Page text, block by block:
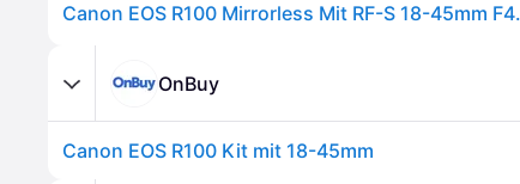
Canon EOS R100 Mirrorless Mit RF-S 18-45mm
OnBuy
Canon EOS R100 Kit mit 18-45mm